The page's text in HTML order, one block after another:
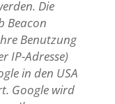
Die
Beacon
Benutzung
IP-Adresse)
in den USA
Google wird